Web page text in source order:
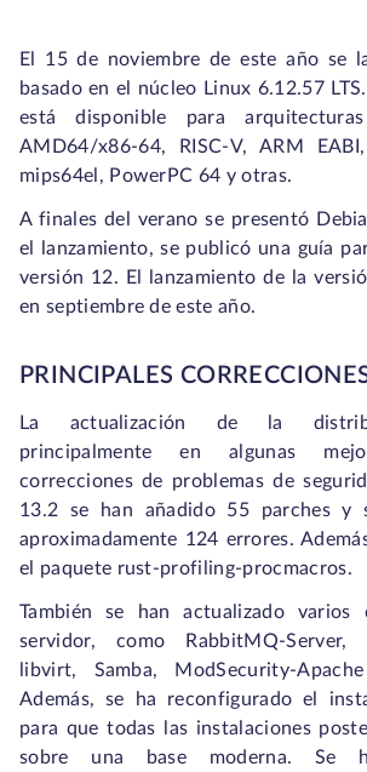
El 15 de noviembre de este año se
basado en el núcleo Linux 6.12.57
está disponible para
AMD64/x86-64, RISC‑V, ARM
mips64el, PowerPC 64 y otras.
A finales del verano se presentó
el lanzamiento, se publicó una guía
versión 12. El lanzamiento de la
en septiembre de este año.
PRINCIPALES
La actualización de la
principalmente en algunas
correcciones de problemas de
13.2 se han añadido 55 parches y
aproximadamente 124 errores.
el paquete rust‑profiling‑procmacros.
También se han actualizado varios
servidor, como RabbitMQ-Server,
libvirt, Samba, ModSecurity-
Además, se ha reconfigurado el
para que todas las instalaciones
sobre una base moderna. Se